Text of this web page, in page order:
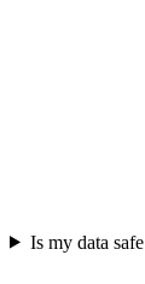
Is my data